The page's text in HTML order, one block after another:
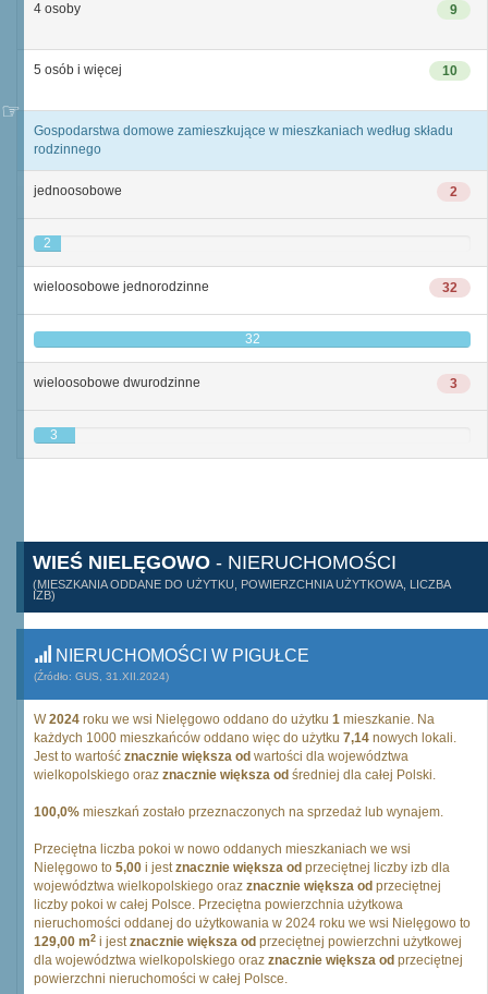
9
4 osoby
10
5 osób i więcej
Gospodarstwa domowe zamieszkujące w mieszkaniach według składu
rodzinnego
2
jednoosobowe
2
32
wieloosobowe jednorodzinne
32
3
wieloosobowe dwurodzinne
3
WIEŚ NIELĘGOWO - NIERUCHOMOŚCI
(MIESZKANIA ODDANE DO UŻYTKU, POWIERZCHNIA UŻYTKOWA, LICZBA
IZB)
NIERUCHOMOŚCI W PIGUŁCE
(Źródło: GUS, 31.XII.2024)
W2024 roku we wsi Nielęgowo oddano do użytku 1 mieszkanie. Na
każdych 1000 mieszkańców oddano więc do użytku 7,14 nowych lokali.
Jest to wartość znacznie większa od wartości dla województwa
wielkopolskiego oraz znacznie większa od średniej dla całej Polski.
100,0% mieszkań zostało przeznaczonych na sprzedaż lub wynajem.
Przeciętna liczba pokoi w nowo oddanych mieszkaniach we wsi
Nielęgowo to 5,00 i jestznacznie większa od przeciętnej liczby izb dla
województwa wielkopolskiego oraz znacznie większa od przeciętnej
liczby pokoi w całej Polsce. Przeciętna powierzchnia użytkowa
nieruchomości oddanej do użytkowania w 2024 roku we wsi Nielęgowo to
129,00 m2 i jestznacznie większa od przeciętnej powierzchni użytkowej
dla województwa wielkopolskiego oraz znacznie większa od przeciętnej
powierzchni nieruchomości w całej Polsce.